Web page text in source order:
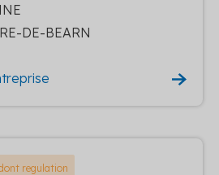
DE-BEARN
regulation